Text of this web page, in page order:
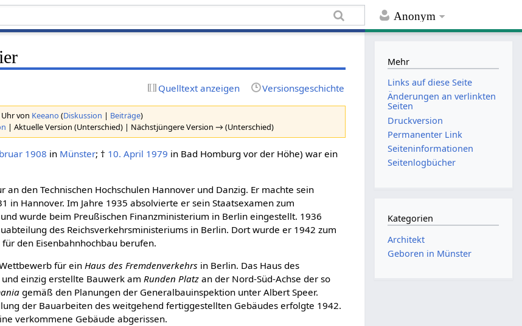
Anonym
Quelltext anzeigen Versionsgeschichte
von Keeano (Diskussion | Beiträge)
| Aktuelle Version (Unterschied) | Nächstjüngere Version → (Unterschied)
1908 in Münster; † 10. April 1979 in Bad Homburg vor der Höhe) war ein
den Technischen Hochschulen Hannover und Danzig. Er machte sein
in Hannover. Im Jahre 1935 absolvierte er sein Staatsexamen zum
wurde beim Preußischen Finanzministerium in Berlin eingestellt. 1936
des Reichsverkehrsministeriums in Berlin. Dort wurde er 1942 zum
den Eisenbahnhochbau berufen.
für einHaus des Fremdenverkehrs in Berlin. Das Haus des
einzig erstellte Bauwerk amRunden Platz an der Nord-Süd-Achse der so
gemäß den Planungen der Generalbauinspektion unter Albert Speer.
der Bauarbeiten des weitgehend fertiggestellten Gebäudes erfolgte 1942.
verkommene Gebäude abgerissen.
Mehr
Links auf diese Seite
Änderungen an verlinkten
Seiten
Druckversion
Permanenter Link
Seiten­informationen
Seitenlogbücher
Kategorien
Architekt
Geboren in Münster